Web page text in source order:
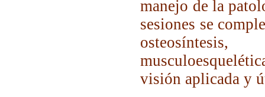
manejo de la
sesiones se
visión aplicada y